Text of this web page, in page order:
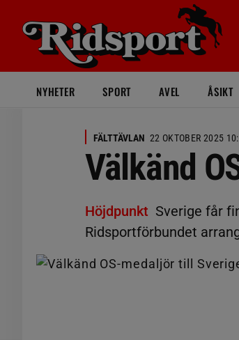
NYHETER SPORT AVEL ÅSIKT
FÄLTTÄVLAN 22 OKTOBER 2025
Välkänd
Höjdpunkt Sverige får
Ridsportförbundet